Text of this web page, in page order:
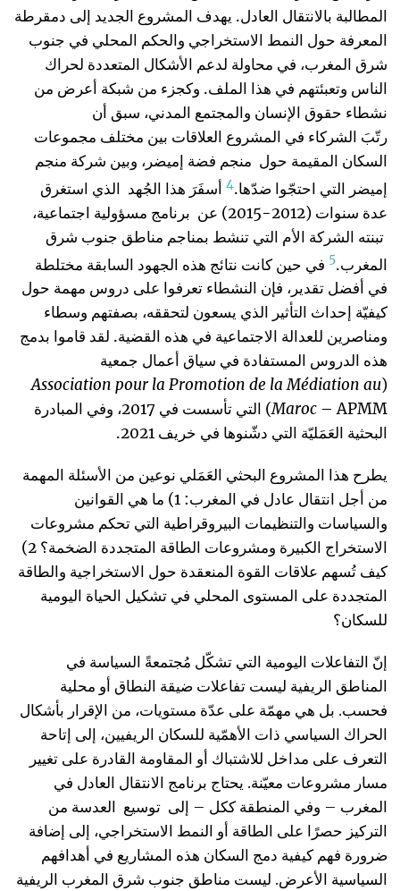
المطالبة بالانتقال العادل. يهدف المشروع الجديد إلى دمقرطة
المعرفة حول النمط الاستخراجي والحكم المحلي في جنوب
شرق المغرب، في محاولة لدعم الأشكال المتعددة لحراك
الناس وتعبئتهم في هذا الملف. وكجزء من شبكة أعرض من
نشطاء حقوق الإنسان والمجتمع المدني، سبق أن
رتّبَ الشركاء في المشروع العلاقات بين مختلف مجموعات
السكان المقيمة حول منجم فضة إميضر، وبين شركة منجم
إميضر التي احتجّوا ضدّها.4أسفَرَ هذا الجُهد الذي استغرق
عدة سنوات (2012-2015) عن برنامج مسؤولية اجتماعية،
تبنته الشركة الأم التي تنشط بمناجم مناطق جنوب شرق
المغرب.5 في حين كانت نتائج هذه الجهود السابقة مختلطة
في أفضل تقدير، فإن النشطاء تعرفوا على دروس مهمة حول
كيفيّة إحداث التأثير الذي يسعون لتحققه، بصفتهم وسطاء
ومناصرين للعدالة الاجتماعية في هذه القضية. لقد قاموا بدمج
هذه الدروس المستفادة في سياق أعمال جمعية
(
Association pour la Promotion de la Médiation au
Maroc
– APMM) التي تأسست في 2017، وفي المبادرة
البحثية العَمَليّة التي دشّنوها في خريف 2021.
يطرح هذا المشروع البحثي العَمَلي نوعين من الأسئلة المهمة
من أجل انتقال عادل في المغرب: 1) ما هي القوانين
والسياسات والتنظيمات البيروقراطية التي تحكم مشروعات
الاستخراج الكبيرة ومشروعات الطاقة المتجددة الضخمة؟ 2)
كيف تُسهم علاقات القوة المنعقدة حول الاستخراجية والطاقة
المتجددة على المستوى المحلي في تشكيل الحياة اليومية
للسكان؟
إنّ التفاعلات اليومية التي تشكّل مُجتمعةً السياسة في
المناطق الريفية ليست تفاعلات ضيقة النطاق أو محلية
فحسب. بل هي مهمّة على عدّة مستويات، من الإقرار بأشكال
الحراك السياسي ذات الأهمّية للسكان الريفيين، إلى إتاحة
التعرف على مداخل للاشتباك أو المقاومة القادرة على تغيير
مسار مشروعات معيّنة. يحتاج برنامج الانتقال العادل في
المغرب – وفي المنطقة ككل – إلى توسيع العدسة من
التركيز حصرًا على الطاقة أو النمط الاستخراجي، إلى إضافة
ضرورة فهم كيفية دمج السكان هذه المشاريع في أهدافهم
السياسية الأعرض. ليست مناطق جنوب شرق المغرب الريفية